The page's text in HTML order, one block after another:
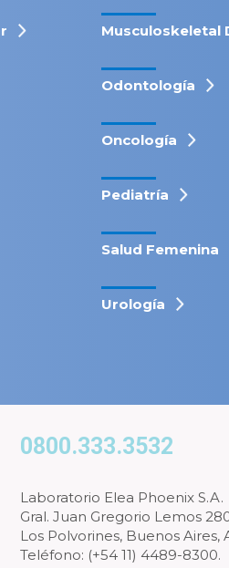
Musculoskeletal
Odontología
Oncología
Pediatría
Salud Femenina
Urología
0800.333.3532
Laboratorio Elea Phoenix S.A.
Gral. Juan Gregorio Lemos
Los Polvorines, Buenos Aires,
Teléfono: (+54 11) 4489-8300.